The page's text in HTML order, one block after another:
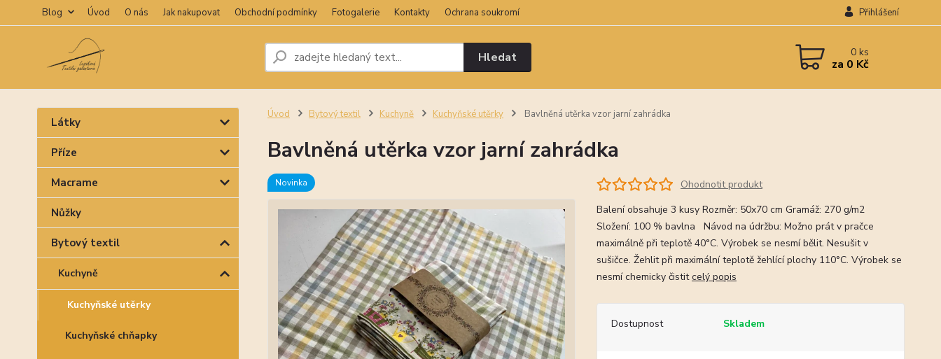
Blog Úvod O nás Jak nakupovat Obchodní podmínky Fotogalerie Kontakty Ochrana soukromí Přihlášení
Hledat 0ks
za 0 Kč
Látky
Příze
Macrame
Nůžky
Bytový textil
Kuchyně
Kuchyňské utěrky
Kuchyňské chňapky
Úvod Bytový textil Kuchyně Kuchyňské utěrky Bavlněná utěrka vzor jarní zahrádka
Bavlněná utěrka vzor jarní zahrádka
Novinka
Ohodnotit produkt
Balení obsahuje 3 kusy Rozměr: 50x70 cm Gramáž: 270 g/m2
Složení: 100 % bavlna Návod na údržbu: Možno prát v pračce
maximálně při teplotě 40°C. Výrobek se nesmí bělit. Nesušit v
sušičce. Žehlit při maximální teplotě žehlící plochy 110°C. Výrobek se
nesmí chemicky čistitcelý popis
Dostupnost Skladem